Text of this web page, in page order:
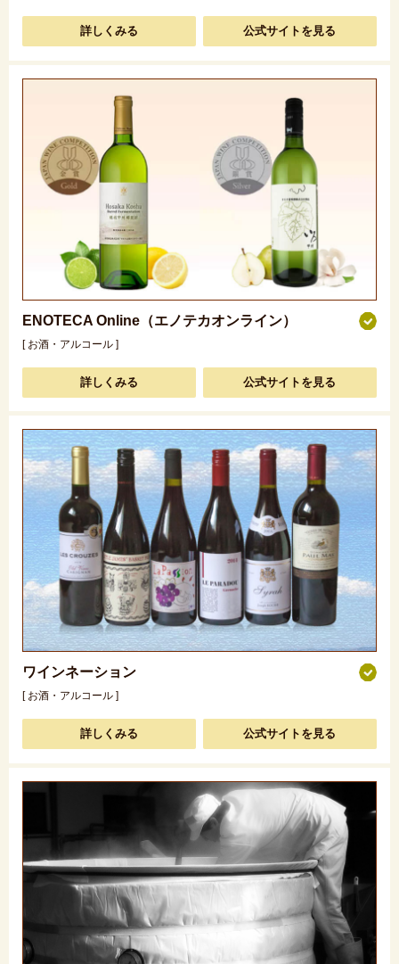
詳しくみる 公式サイトを見る
ENOTECA Online（エノテカオンライン）
[ お酒・アルコール ]
詳しくみる 公式サイトを見る
ワインネーション
[ お酒・アルコール ]
詳しくみる 公式サイトを見る